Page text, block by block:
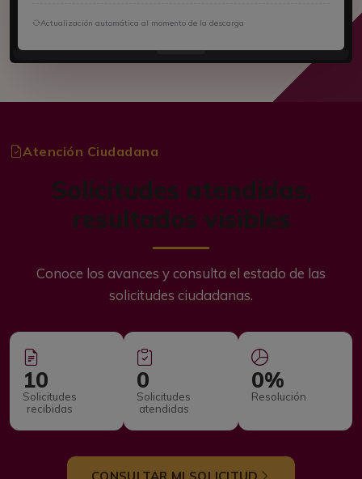
Actualización automática al momento de la descarga
Atención Ciudadana
Solicitudes atendidas,
resultados visibles
Conoce los avances y consulta el estado de las
solicitudes ciudadanas.
10
Solicitudes
recibidas
0
Solicitudes
atendidas
0%
Resolución